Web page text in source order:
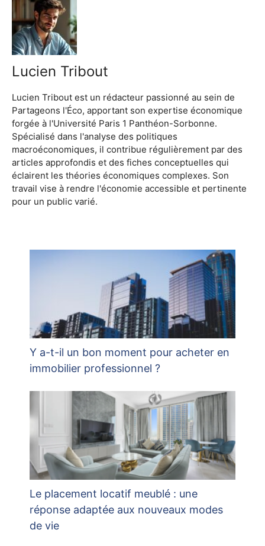
Lucien Tribout
Lucien Tribout est un rédacteur passionné au sein de
Partageons l'Éco, apportant son expertise économique
forgée à l'Université Paris 1 Panthéon-Sorbonne.
Spécialisé dans l'analyse des politiques
macroéconomiques, il contribue régulièrement par des
articles approfondis et des fiches conceptuelles qui
éclairent les théories économiques complexes. Son
travail vise à rendre l'économie accessible et pertinente
pour un public varié.
Y a-t-il un bon moment pour acheter en
immobilier professionnel ?
Le placement locatif meublé : une
réponse adaptée aux nouveaux modes
de vie